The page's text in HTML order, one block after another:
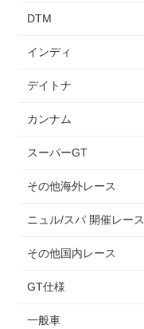
DTM
インディ
デイトナ
カンナム
スーパーGT
その他海外レース
ニュル/スパ 開催レース
その他国内レース
GT仕様
一般車